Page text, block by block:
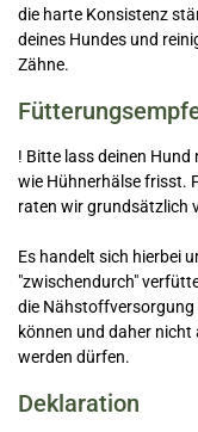
die harte Konsistenz
deines Hundes und
Zähne.
! Bitte lass deinen
wie Hühnerhälse frisst.
raten wir grundsätzlich
Es handelt sich hierbei
"zwischendurch"
die Nähstoffversorgung
können und daher
werden dürfen.
Deklaration